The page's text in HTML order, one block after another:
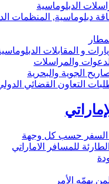
الدبلوماسية
دبلوماسية, المنظمات
و المقابلات
والمراسلات
الجوية والبحرية
التعاون القضائي
السفر حسب كل وجهة
للمسافر الاماراتي
يهمّه الأمر